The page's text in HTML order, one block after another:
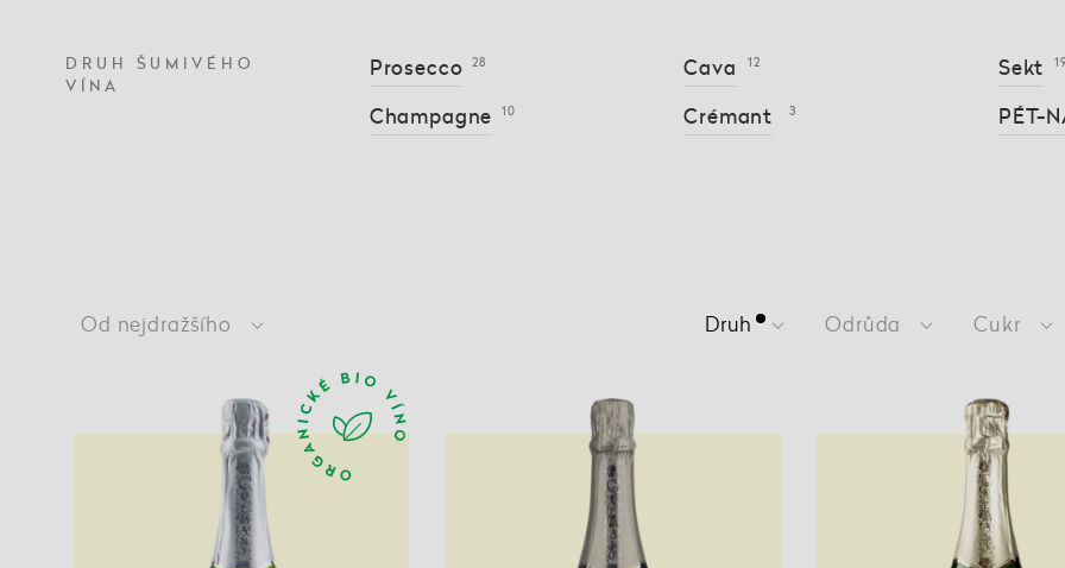
DRUH ŠUMIVÉHO
VÍNA
Prosecco 28
Champagne 10
Cava 12
Crémant 3
Sekt 19
PÉT-
Od nejdražšího Druh Odrůda Cukr